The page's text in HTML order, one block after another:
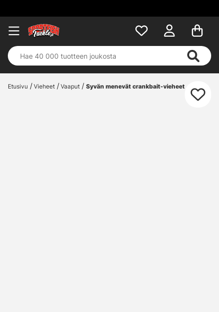
Etusivu Vieheet Vaaput Syvän menevät crankbait-vieheet